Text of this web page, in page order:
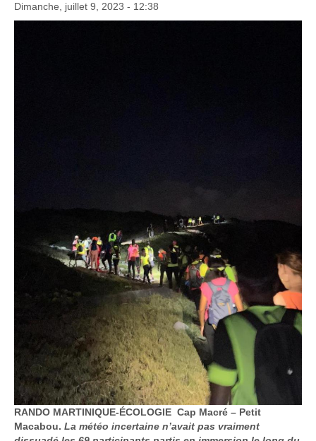
Dimanche, juillet 9, 2023 - 12:38
RANDO MARTINIQUE-ÉCOLOGIE Cap Macré – Petit
Macabou. La météo incertaine n’avait pas vraiment